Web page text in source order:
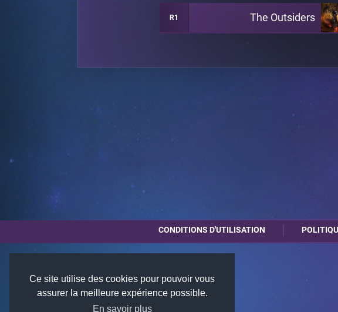
Ce site utilise des cookies pour pouvoir vous
assurer la meilleure expérience possible.
En savoir plus
R1 The Outsiders
CONDITIONS D'UTILISATION